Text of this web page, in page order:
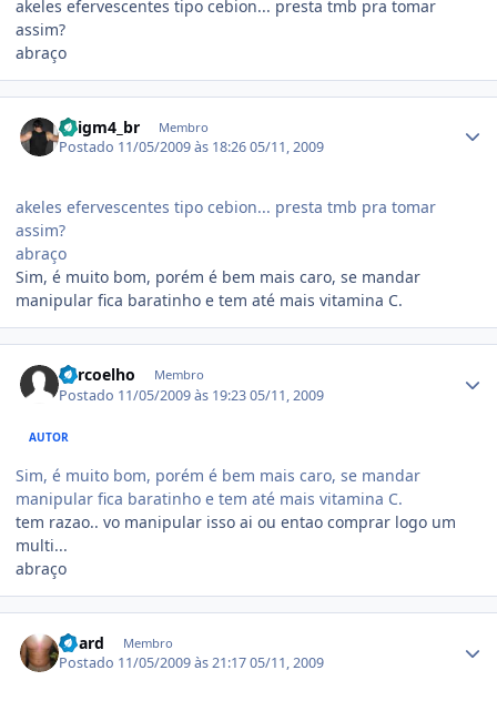
akeles efervescentes tipo cebion... presta tmb pra tomar
assim?
abraço
3nigm4_br Membro
Postado 11/05/2009 às 18:2605/11, 2009
akeles efervescentes tipo cebion... presta tmb pra tomar
assim?
abraço
Sim, é muito bom, porém é bem mais caro, se mandar
manipular fica baratinho e tem até mais vitamina C.
adrcoelho Membro
Postado 11/05/2009 às 19:2305/11, 2009
AUTOR
Sim, é muito bom, porém é bem mais caro, se mandar
manipular fica baratinho e tem até mais vitamina C.
tem razao.. vo manipular isso ai ou entao comprar logo um
multi...
abraço
board Membro
Postado 11/05/2009 às 21:1705/11, 2009